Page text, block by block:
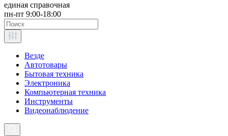
единая справочная
пн-пт 9:00-18:00
Везде
Автотовары
Бытовая техника
Электроника
Компьютерная техника
Инструменты
Видеонаблюдение